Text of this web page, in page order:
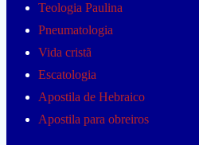
Teologia Paulina
Pneumatologia
Vida cristã
Escatologia
Apostila de Hebraico
Apostila para obreiros